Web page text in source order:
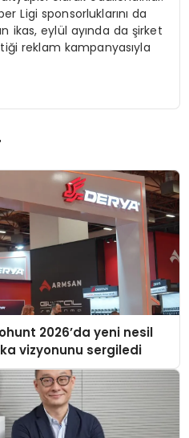
Ligi sponsorluklarını da
ikas, eylül ayında da şirket
reklam kampanyasıyla
2026’da yeni nesil
vizyonunu sergiledi